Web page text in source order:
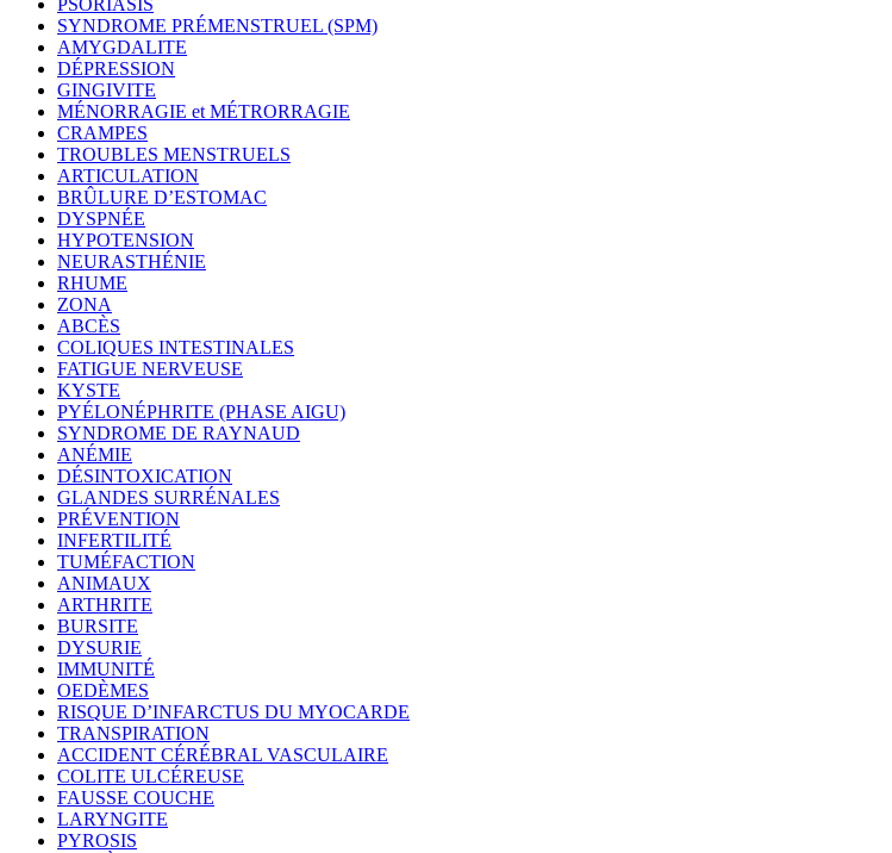
SYNDROME PRÉMENSTRUEL (SPM)
AMYGDALITE
DÉPRESSION
GINGIVITE
MÉNORRAGIE et MÉTRORRAGIE
CRAMPES
TROUBLES MENSTRUELS
ARTICULATION
BRÛLURE D’ESTOMAC
DYSPNÉE
HYPOTENSION
NEURASTHÉNIE
RHUME
ZONA
ABCÈS
COLIQUES INTESTINALES
FATIGUE NERVEUSE
KYSTE
PYÉLONÉPHRITE (PHASE AIGU)
SYNDROME DE RAYNAUD
ANÉMIE
DÉSINTOXICATION
GLANDES SURRÉNALES
PRÉVENTION
INFERTILITÉ
TUMÉFACTION
ANIMAUX
ARTHRITE
BURSITE
DYSURIE
IMMUNITÉ
OEDÈMES
RISQUE D’INFARCTUS DU MYOCARDE
TRANSPIRATION
ACCIDENT CÉRÉBRAL VASCULAIRE
COLITE ULCÉREUSE
FAUSSE COUCHE
LARYNGITE
PYROSIS